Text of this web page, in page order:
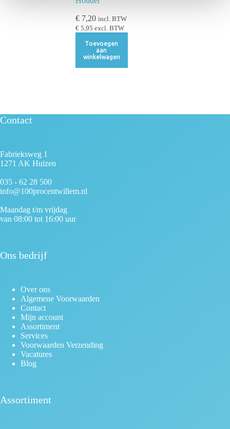
€7,20 incl. BTW
€5,95 excl. BTW
Toevoegen
aan
winkelwagen
Contact
Fabrieksweg 1
1271 AK Huizen
035 - 62 28 500
info@100procentwillem.nl
Maandag t/m vrijdag
van 08:00 tot 16:00 uur
Ons bedrijf
Over ons
Algemene Voorwaarden
Contact
Mijn account
Assortiment
Services
Voorwaarden Verzending
Vacatures
Blog
Assortiment